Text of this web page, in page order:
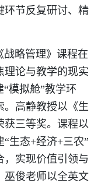
环节反复研讨、精
战略管理》课程在
理论与教学的现实
模拟舱”教学环
。高静教授以《生
获三等奖。课程以
生态+经济+三农”
，实现价值引领与
巫俊老师以全英文